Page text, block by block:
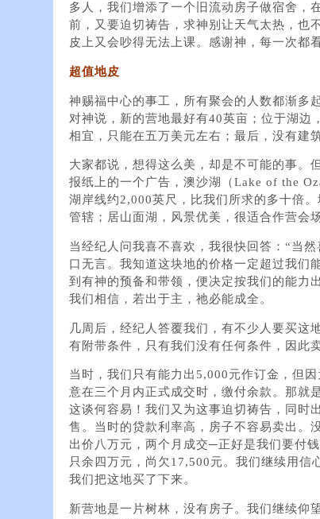
多人，我们增添了一个旧流动房子做宿舍，
前，又要迫切祷告，求神别让天气太热，也
皮上又会吵得无法上课。感谢神，每一次都
超值地皮
神赐福中心的事工，所有聚会的人数都渐多
对神说，新的营地最好有40英亩；位于湖边
相宜，只能在五万美元左右；最后，没有建
大家都说，想得这么美，却是不可能的事。
报纸上的一个广告，澳沙湖（Lake of the
湖岸线约2,000英尺，比我们所求的多十倍
管辖；居山面湖，风景优美，很适合作营会场
当经纪人问我喜不喜欢，我很快回答：“当
口无言。我知道这块地的价格一定超过我们
到有神的预备和带领，便决定按我们的能力
我们相信，若出于主，祂必能成全。
几周后，经纪人答覆我们，有不少人要买这
有附带条件，只有我们没有任何条件，因此
当时，我们只有能力出5,000元作订金，但
意在三个月内正式成交时，缴付余款。那就
这谈何容易！我们又为这事迫切祷告，同时
售。当时的贷款利率高，房子不容易卖出。
出价八万元，两个月成交─正好是我们要付
只余四万元，尚欠17,500元。我们继续用信
我们把这地买了下来。
新营地是一片树林，没有房子。我们继续仰